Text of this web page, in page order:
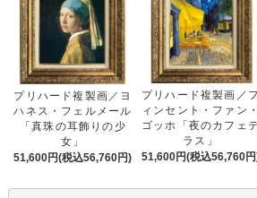
プリハード複製画／ヨ
ハネス・フェルメール
「真珠の耳飾りの少
女」
51,600円(税込56,760円)
プリハード複製画／フ
ィンセント・ファン・
ゴッホ「夜のカフェテ
ラス」
51,600円(税込56,760